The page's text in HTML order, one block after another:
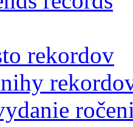
rekordov